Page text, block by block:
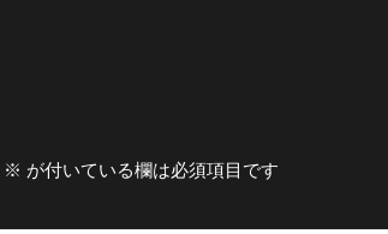
※ が付いている欄は必須項目です